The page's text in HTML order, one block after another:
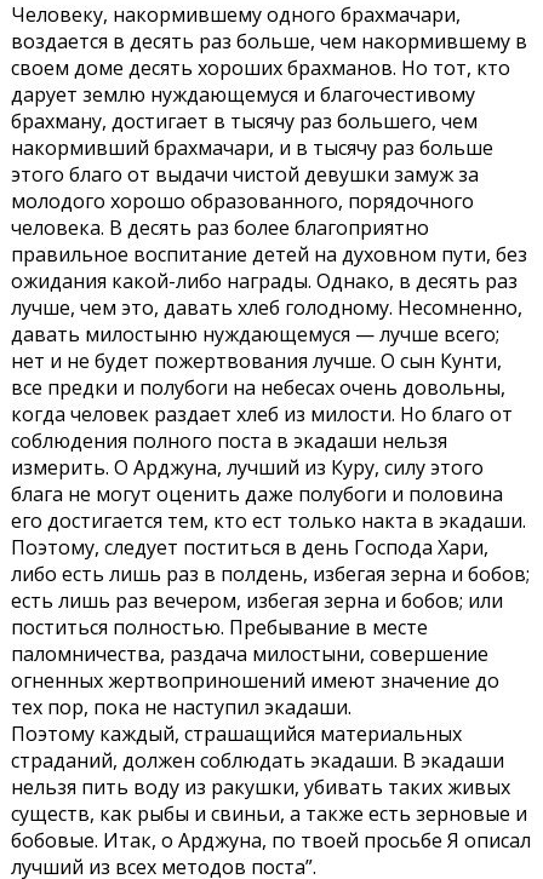
Человеку, накормившему одного брахмачари,
воздается в десять раз больше, чем накормившему в
своем доме десять хороших брахманов. Но тот, кто
дарует землю нуждающемуся и благочестивому
брахману, достигает в тысячу раз большего, чем
накормивший брахмачари, и в тысячу раз больше
этого благо от выдачи чистой девушки замуж за
молодого хорошо образованного, порядочного
человека. В десять раз более благоприятно
правильное воспитание детей на духовном пути, без
ожидания какой-либо награды. Однако, в десять раз
лучше, чем это, давать хлеб голодному. Несомненно,
давать милостыню нуждающемуся — лучше всего;
нет и не будет пожертвования лучше. О сын Кунти,
все предки и полубоги на небесах очень довольны,
когда человек раздает хлеб из милости. Но благо от
соблюдения полного поста в экадаши нельзя
измерить. О Арджуна, лучший из Куру, силу этого
блага не могут оценить даже полубоги и половина
его достигается тем, кто ест только накта в экадаши.
Поэтому, следует поститься в день Господа Хари,
либо есть лишь раз в полдень, избегая зерна и бобов;
есть лишь раз вечером, избегая зерна и бобов; или
поститься полностью. Пребывание в месте
паломничества, раздача милостыни, совершение
огненных жертвоприношений имеют значение до
тех пор, пока не наступил экадаши.
Поэтому каждый, страшащийся материальных
страданий, должен соблюдать экадаши. В экадаши
нельзя пить воду из ракушки, убивать таких живых
существ, как рыбы и свиньи, а также есть зерновые и
бобовые. Итак, о Арджуна, по твоей просьбе Я описал
лучший из всех методов поста”.